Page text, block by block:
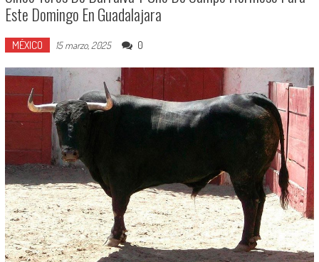
Este Domingo En Guadalajara
MÉXICO 15 marzo, 2025 0